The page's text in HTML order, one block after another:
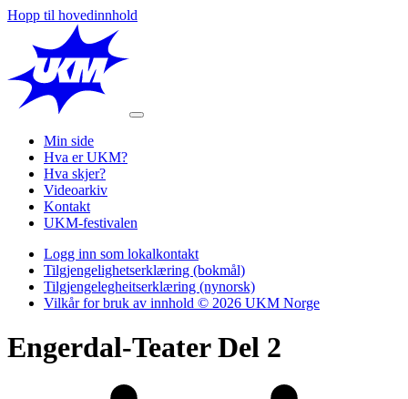
Hopp til hovedinnhold
Min side
Hva er UKM?
Hva skjer?
Videoarkiv
Kontakt
UKM-festivalen
Logg inn som lokalkontakt
Tilgjengelighetserklæring (bokmål)
Tilgjengelegheitserklæring (nynorsk)
Vilkår for bruk av innhold © 2026 UKM Norge
Engerdal-Teater Del 2